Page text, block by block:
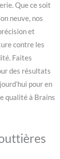
Que ce soit
neuve, nos
et
contre les
Faites
des résultats
pour en
qualité à Brains